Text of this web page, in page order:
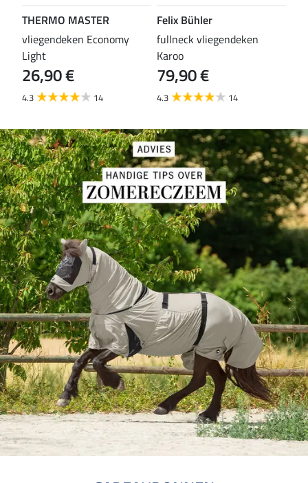
THERMO MASTER
vliegendeken Economy
Light
26,90 €
4.3 14
Felix Bühler
fullneck vliegendeken
Karoo
79,90 €
4.3 14